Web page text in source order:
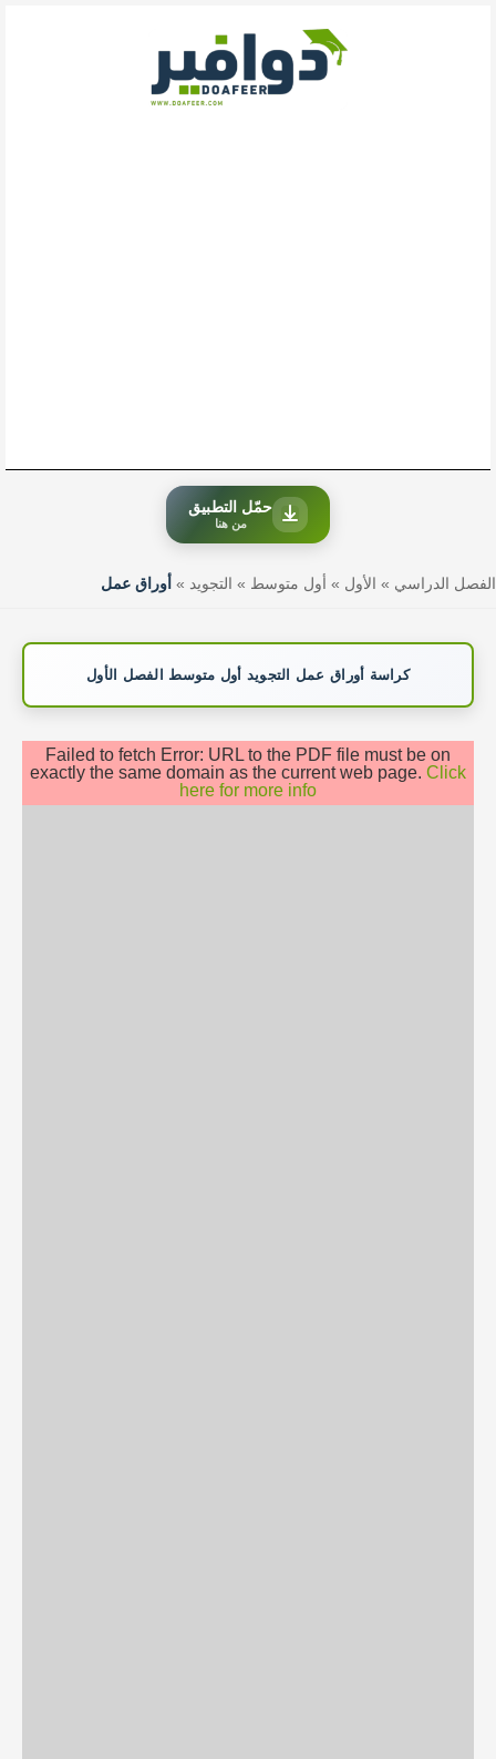
حمّل التطبيق
من هنا
الفصل الدراسي » الأول » أول متوسط » التجويد » أوراق عمل
كراسة أوراق عمل التجويد أول متوسط الفصل الأول
Failed to fetch Error: URL to the PDF file must be on
exactly the same domain as the current web page. Click
here for more info